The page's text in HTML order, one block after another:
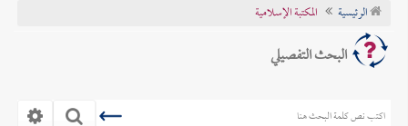
تراجم الأعلام
الرئيسية المكتبة الإسلامية
البحث التفصيلي